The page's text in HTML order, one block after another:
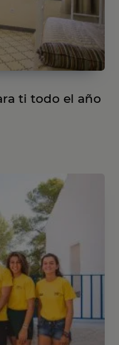
ti todo el año